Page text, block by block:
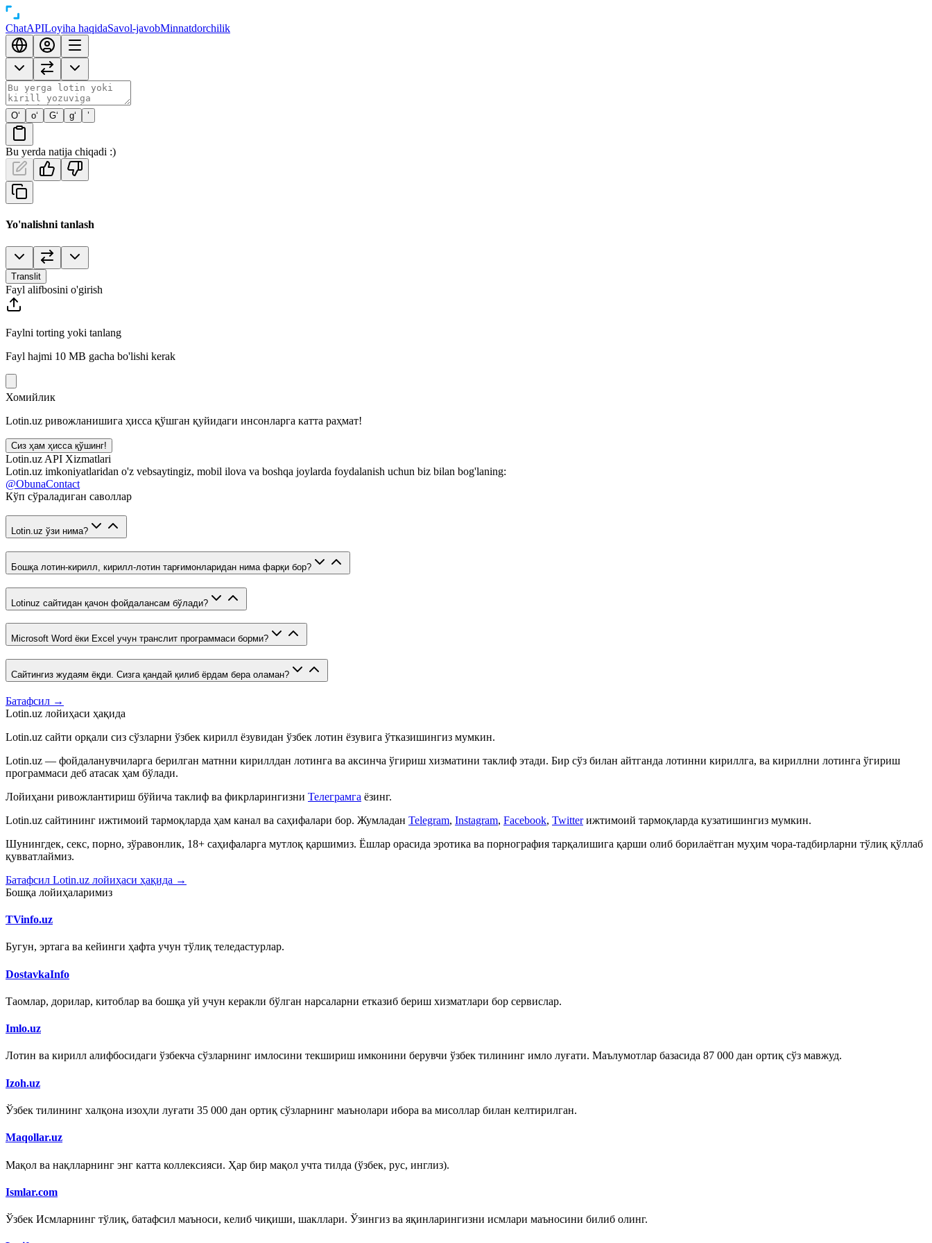
ChatAPILoyiha haqidaSavol-javobMinnatdorchilik
O‘ o‘ G‘ g‘ ’
Bu yerda natija chiqadi :)
Yo'nalishni tanlash
Translit
Fayl alifbosini o'girish
Faylni torting yoki tanlang
Fayl hajmi 10 MB gacha bo'lishi kerak
Хомийлик
Lotin.uz ривожланишига ҳисса қўшган қуйидаги инсонларга катта раҳмат!
Сиз ҳам ҳисса қўшинг!
Lotin.uz API Xizmatlari
Lotin.uz imkoniyatlaridan o'z vebsaytingiz, mobil ilova va boshqa joylarda foydalanish uchun biz bilan bog'laning:
@ObunaContact
Кўп сўраладиган саволлар
Lotin.uz ўзи нима?
Бошқа лотин-кирилл, кирилл-лотин тарғимонларидан нима фарқи бор?
Lotinuz сайтидан қачон фойдалансам бўлади?
Microsoft Word ёки Excel учун транслит программаси борми?
Сайтингиз жудаям ёқди. Сизга қандай қилиб ёрдам бера оламан?
Батафсил →
Lotin.uz лойиҳаси ҳақида
Lotin.uz сайти орқали сиз сўзларни ўзбек кирилл ёзувидан ўзбек лотин ёзувига ўтказишингиз мумкин.
Lotin.uz — фойдаланувчиларга берилган матнни кириллдан лотинга ва аксинча ўгириш хизматини таклиф этади. Бир сўз билан айтганда лотинни кириллга, ва кириллни лотинга ўгириш
программаси деб атасак ҳам бўлади.
Лойиҳани ривожлантириш бўйича таклиф ва фикрларингизни Телеграмга ёзинг.
Lotin.uz сайтининг ижтимоий тармоқларда ҳам канал ва саҳифалари бор. Жумладан Telegram, Instagram, Facebook, Twitter ижтимоий тармоқларда кузатишингиз мумкин.
Шунингдек, секс, порно, зўравонлик, 18+ саҳифаларга мутлоқ қаршимиз. Ёшлар орасида эротика ва порнография тарқалишига қарши олиб борилаётган муҳим чора-тадбирларни тўлиқ қўллаб
қувватлаймиз.
Батафсил Lotin.uz лойиҳаси ҳақида →
Бошқа лойиҳаларимиз
TVinfo.uz
Бугун, эртага ва кейинги ҳафта учун тўлиқ теледастурлар.
DostavkaInfo
Таомлар, дорилар, китоблар ва бошқа уй учун керакли бўлган нарсаларни етказиб бериш хизматлари бор сервислар.
Imlo.uz
Лотин ва кирилл алифбосидаги ўзбекча сўзларнинг имлосини текшириш имконини берувчи ўзбек тилининг имло луғати. Маълумотлар базасида 87 000 дан ортиқ сўз мавжуд.
Izoh.uz
Ўзбек тилининг халқона изоҳли луғати 35 000 дан ортиқ сўзларнинг маънолари ибора ва мисоллар билан келтирилган.
Maqollar.uz
Мақол ва нақлларнинг энг катта коллексияси. Ҳар бир мақол учта тилда (ўзбек, рус, инглиз).
Ismlar.com
Ўзбек Исмларнинг тўлиқ, батафсил маъноси, келиб чиқиши, шакллари. Ўзингиз ва яқинларингизни исмлари маъносини билиб олинг.